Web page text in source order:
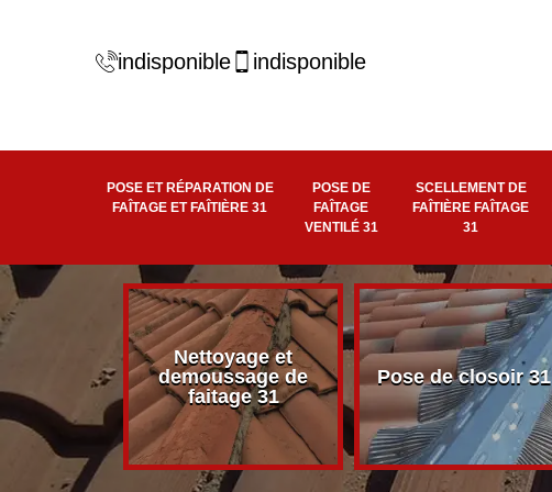
indisponible indisponible
POSE ET RÉPARATION DE
FAÎTAGE ET FAÎTIÈRE 31
POSE DE
FAÎTAGE
VENTILÉ 31
SCELLEMENT DE
FAÎTIÈRE FAÎTAGE
31
31
Nettoyage et
demoussage de
faitage 31
Pose de closoir 31